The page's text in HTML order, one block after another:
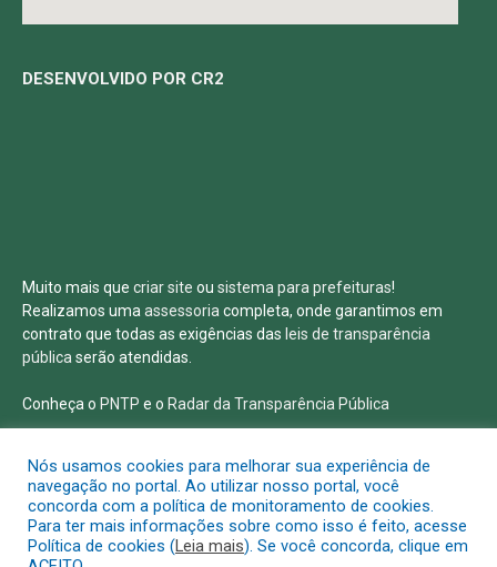
DESENVOLVIDO POR CR2
Muito mais que criar site ou sistema para prefeituras!
Realizamos uma assessoria completa, onde garantimos em
contrato que todas as exigências das leis de transparência
pública serão atendidas.
Conheça o PNTP e o Radar da Transparência Pública
Todos os direitos reservados a Prefeitura Municipal de Salvaterra
Nós usamos cookies para melhorar sua experiência de
navegação no portal. Ao utilizar nosso portal, você
concorda com a política de monitoramento de cookies.
Para ter mais informações sobre como isso é feito, acesse
Política de cookies (Leia mais). Se você concorda, clique em